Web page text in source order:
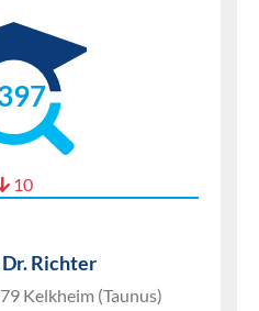
10
Richter
Kelkheim (Taunus)